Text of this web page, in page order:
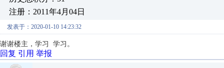
注册：2011年4月04日
发表于：2020-01-10 14:23:32
谢谢楼主，学习 学习。
回复 引用 举报